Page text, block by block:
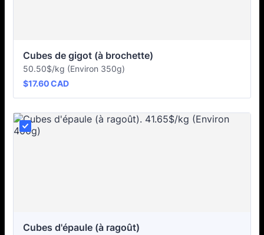
Cubes de gigot (à brochette)
50.50$/kg (Environ 350g)
$17.60 CAD
$17.60CAD
Cubes d'épaule (à ragoût)